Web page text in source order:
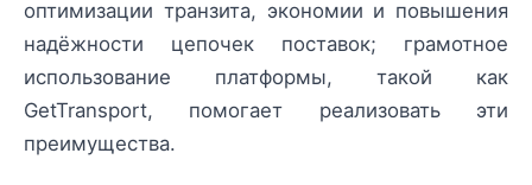
оптимизации транзита, экономии и повышения
надёжности цепочек поставок; грамотное
использование платформы, такой как
GetTransport, помогает реализовать эти
преимущества.